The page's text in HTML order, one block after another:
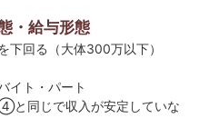
・給与形態
回る（大体300万以下）
イト・パート
と同じで収入が安定していな